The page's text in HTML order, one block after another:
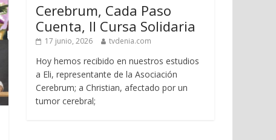
Cerebrum, Cada Paso
Cuenta, II Cursa Solidaria
17 junio, 2026 tvdenia.com
Hoy hemos recibido en nuestros estudios
a Eli, representante de la Asociación
Cerebrum; a Christian, afectado por un
tumor cerebral;